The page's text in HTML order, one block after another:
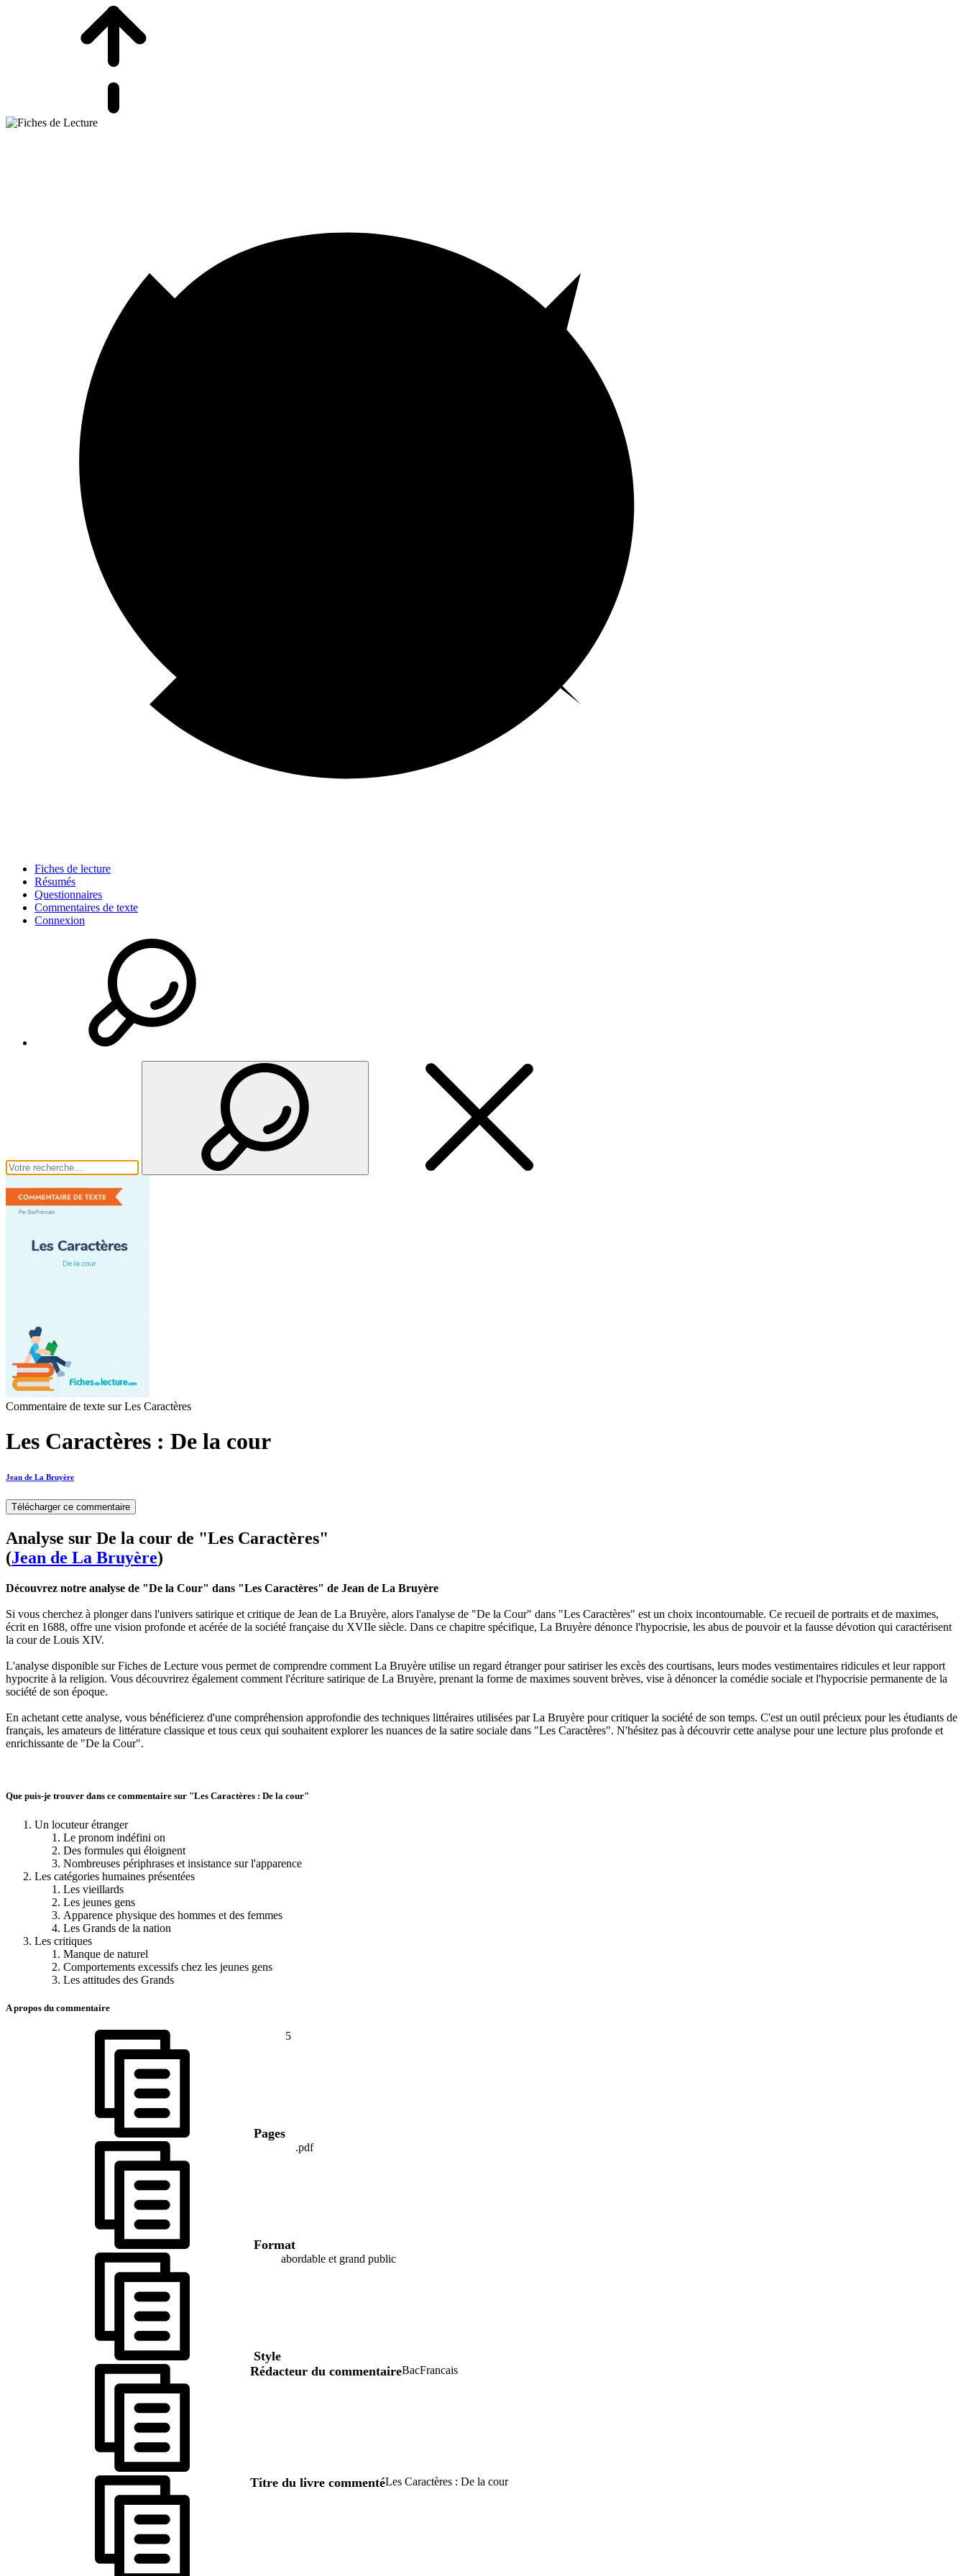
Fiches de lecture
Résumés
Questionnaires
Commentaires de texte
Connexion
Commentaire de texte sur Les Caractères
Les Caractères : De la cour
Jean de La Bruyère
Télécharger ce commentaire
Analyse sur De la cour de "Les Caractères"
(Jean de La Bruyère)
Découvrez notre analyse de "De la Cour" dans "Les Caractères" de Jean de La Bruyère
Si vous cherchez à plonger dans l'univers satirique et critique de Jean de La Bruyère, alors l'analyse de "De la Cour" dans "Les Caractères" est un choix incontournable. Ce recueil de portraits et de maximes,
écrit en 1688, offre une vision profonde et acérée de la société française du XVIIe siècle. Dans ce chapitre spécifique, La Bruyère dénonce l'hypocrisie, les abus de pouvoir et la fausse dévotion qui caractérisent
la cour de Louis XIV.
L'analyse disponible sur Fiches de Lecture vous permet de comprendre comment La Bruyère utilise un regard étranger pour satiriser les excès des courtisans, leurs modes vestimentaires ridicules et leur rapport
hypocrite à la religion. Vous découvrirez également comment l'écriture satirique de La Bruyère, prenant la forme de maximes souvent brèves, vise à dénoncer la comédie sociale et l'hypocrisie permanente de la
société de son époque.
En achetant cette analyse, vous bénéficierez d'une compréhension approfondie des techniques littéraires utilisées par La Bruyère pour critiquer la société de son temps. C'est un outil précieux pour les étudiants de
français, les amateurs de littérature classique et tous ceux qui souhaitent explorer les nuances de la satire sociale dans "Les Caractères". N'hésitez pas à découvrir cette analyse pour une lecture plus profonde et
enrichissante de "De la Cour".
Que puis-je trouver dans ce commentaire sur "Les Caractères : De la cour"
Un locuteur étranger
Le pronom indéfini on
Des formules qui éloignent
Nombreuses périphrases et insistance sur l'apparence
Les catégories humaines présentées
Les vieillards
Les jeunes gens
Apparence physique des hommes et des femmes
Les Grands de la nation
Les critiques
Manque de naturel
Comportements excessifs chez les jeunes gens
Les attitudes des Grands
A propos du commentaire
Pages
5
Format
.pdf
Style
abordable et grand public
Rédacteur du commentaireBacFrancais
Titre du livre commentéLes Caractères : De la cour